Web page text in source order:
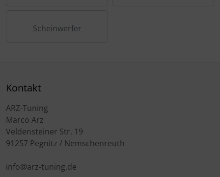
Scheinwerfer
Kontakt
ARZ-Tuning
Marco Arz
Veldensteiner Str. 19
91257 Pegnitz / Nemschenreuth
info@arz-tuning.de